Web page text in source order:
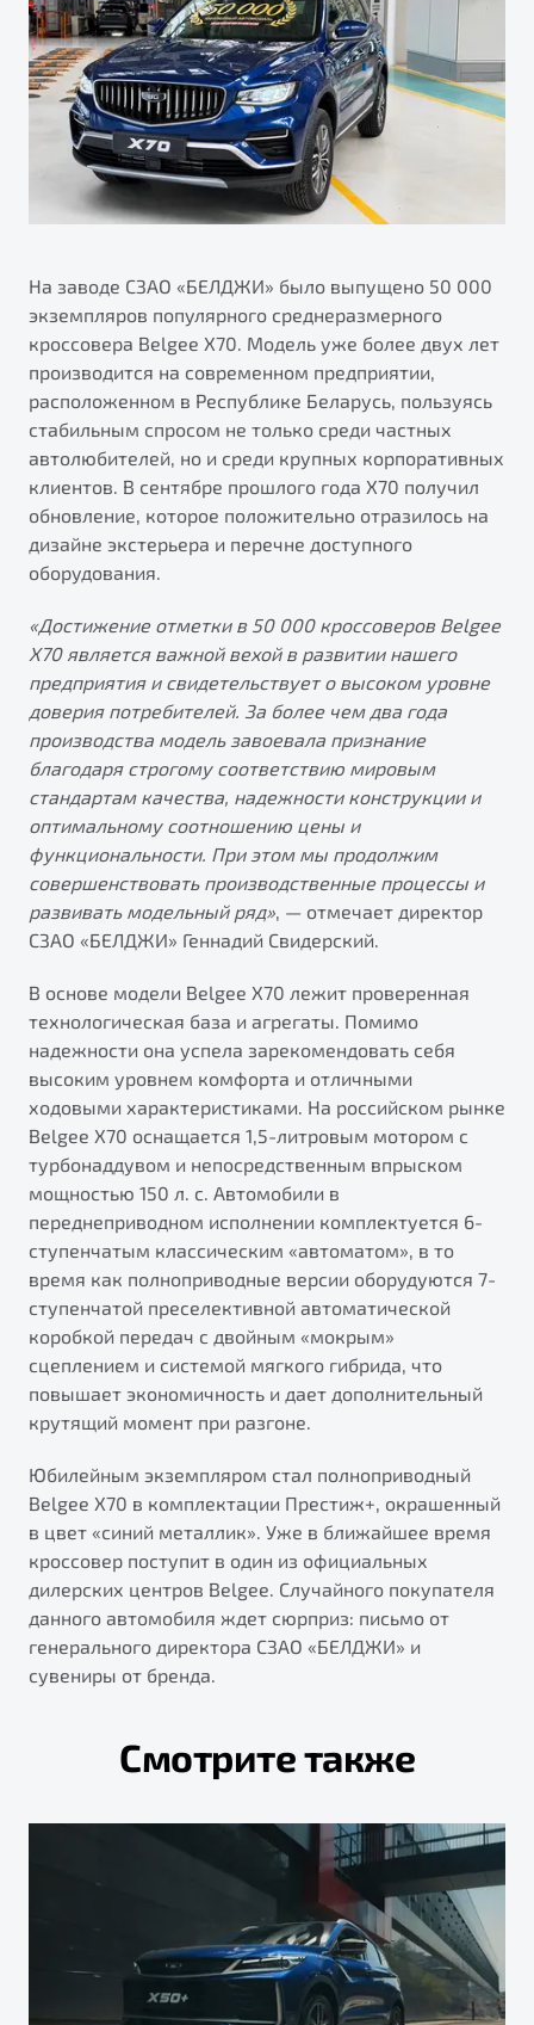
Яркий кроссовер
от 2 219 990 ₽*
Обзор В наличии
Элегантный и практичный седан
от 1 699 990 ₽*
X70
Универсальный кроссовер
Обзор В наличии
Автокредит
Трейд-ин
Страхование
Расчет КАСКО
Узнайте о специальных выгодах при покупке
автомобиля Belgee
Подробно
Автомобили в наличии
Тест-драйв
Автокредит
Спецпредложения
ПОДДЕРЖКА
Гарантия Belgee
Belgee Линк
Belgee Клуб
Belgee Плюс
Клиентская поддержка
Помощь на дорогах
Будьте еще более уверены на дорогах с программой
"Помощь на дорогах"
Преимущества программы
Запись на сервис
Калькулятор ТО
Клиентская поддержка
О дилерском центре
Правовая информация
На заводе СЗАО «БЕЛДЖИ» было выпущено 50 000
экземпляров популярного среднеразмерного
кроссовера Belgee X70. Модель уже более двух лет
производится на современном предприятии,
расположенном в Республике Беларусь, пользуясь
стабильным спросом не только среди частных
автолюбителей, но и среди крупных корпоративных
клиентов. В сентябре прошлого года X70 получил
обновление, которое положительно отразилось на
дизайне экстерьера и перечне доступного
оборудования.
«Достижение отметки в 50 000 кроссоверов Belgee
X70 является важной вехой в развитии нашего
предприятия и свидетельствует о высоком уровне
доверия потребителей. За более чем два года
производства модель завоевала признание
благодаря строгому соответствию мировым
стандартам качества, надежности конструкции и
оптимальному соотношению цены и
функциональности. При этом мы продолжим
совершенствовать производственные процессы и
развивать модельный ряд», — отмечает директор
СЗАО «БЕЛДЖИ» Геннадий Свидерский.
В основе модели Belgee X70 лежит проверенная
технологическая база и агрегаты. Помимо
надежности она успела зарекомендовать себя
высоким уровнем комфорта и отличными
ходовыми характеристиками. На российском рынке
Belgee X70 оснащается 1,5-литровым мотором с
турбонаддувом и непосредственным впрыском
мощностью 150 л. с. Автомобили в
переднеприводном исполнении комплектуется 6-
ступенчатым классическим «автоматом», в то
время как полноприводные версии оборудуются 7-
ступенчатой преселективной автоматической
коробкой передач с двойным «мокрым»
сцеплением и системой мягкого гибрида, что
повышает экономичность и дает дополнительный
крутящий момент при разгоне.
Юбилейным экземпляром стал полноприводный
Belgee X70 в комплектации Престиж+, окрашенный
в цвет «синий металлик». Уже в ближайшее время
кроссовер поступит в один из официальных
дилерских центров Belgee. Случайного покупателя
данного автомобиля ждет сюрприз: письмо от
генерального директора СЗАО «БЕЛДЖИ» и
сувениры от бренда.
Смотрите также